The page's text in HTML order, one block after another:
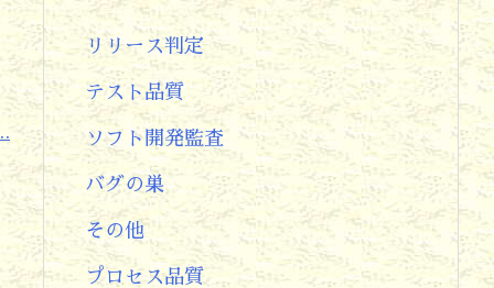
リリース判定
テスト品質
ソフト開発監査
バグの巣
その他
プロセス品質